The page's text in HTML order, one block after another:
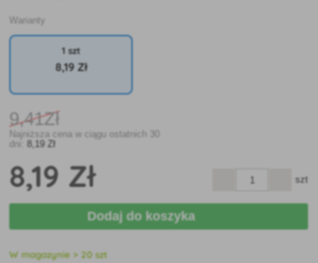
Warianty
1 szt
8,19 Zł
9,41Zł
Najniższa cena w ciągu ostatnich 30
dni:
8 ,19 Zł
8,19 Zł szt
Dodaj do koszyka
W magazynie > 20 szt